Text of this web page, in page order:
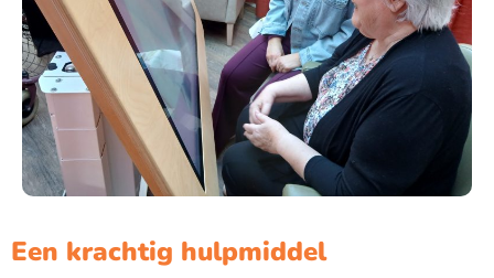
Een krachtig hulpmiddel